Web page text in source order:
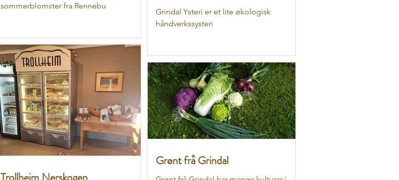
sommerblomster fra Rennebu
Grindal Ysteri er et lite økologisk
håndverkssysteri
Grønt frå Grindal